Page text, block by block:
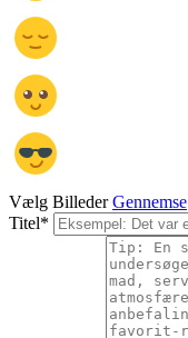
Vælg Billeder Gennemse
Titel*